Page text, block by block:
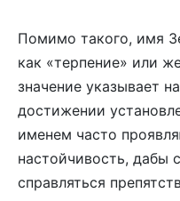
Помимо такого, имя
как «терпение» или
значение указывает
достижении
именем часто
настойчивость, дабы
справляться